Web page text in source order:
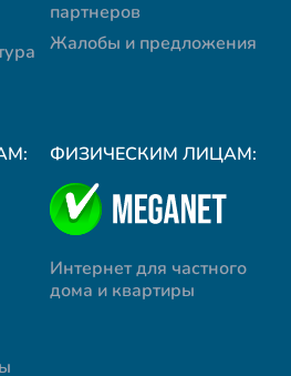
партнеров
Жалобы и предложения
ФИЗИЧЕСКИМ ЛИЦАМ:
Интернет для частного
дома и квартиры